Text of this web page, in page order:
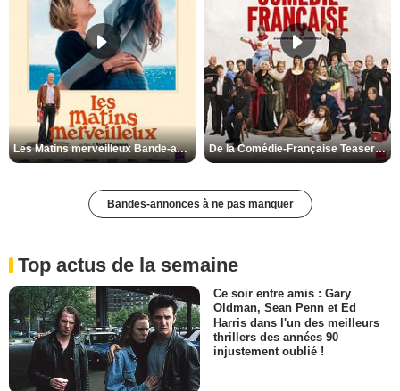
Les Matins merveilleux Bande-annonce VF De la Comédie-Française Teaser VF
Bandes-annonces à ne pas manquer
Top actus de la semaine
Ce soir entre amis : Gary
Oldman, Sean Penn et Ed
Harris dans l'un des meilleurs
thrillers des années 90
injustement oublié !